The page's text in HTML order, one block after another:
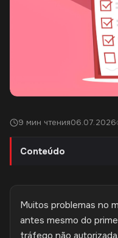
9 мин чтения06.07.2026
Conteúdo
Muitos problemas no
antes mesmo do
tráfego não